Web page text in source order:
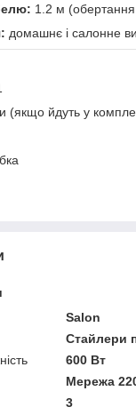
1.2 м
домашнє і салонне
(якщо йдуть у
Salon
Стайлери
600 Вт
Мережа
3